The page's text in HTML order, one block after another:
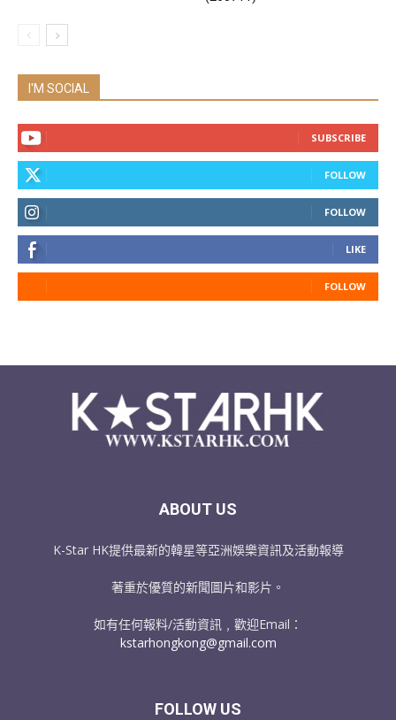
I'M SOCIAL
SUBSCRIBE
FOLLOW
FOLLOW
LIKE
FOLLOW
ABOUT US
K-Star HK提供最新的韓星等亞洲娛樂資訊及活動報導
著重於優質的新聞圖片和影片。
如有任何報料/活動資訊﹐歡迎Email：
kstarhongkong@gmail.com
FOLLOW US